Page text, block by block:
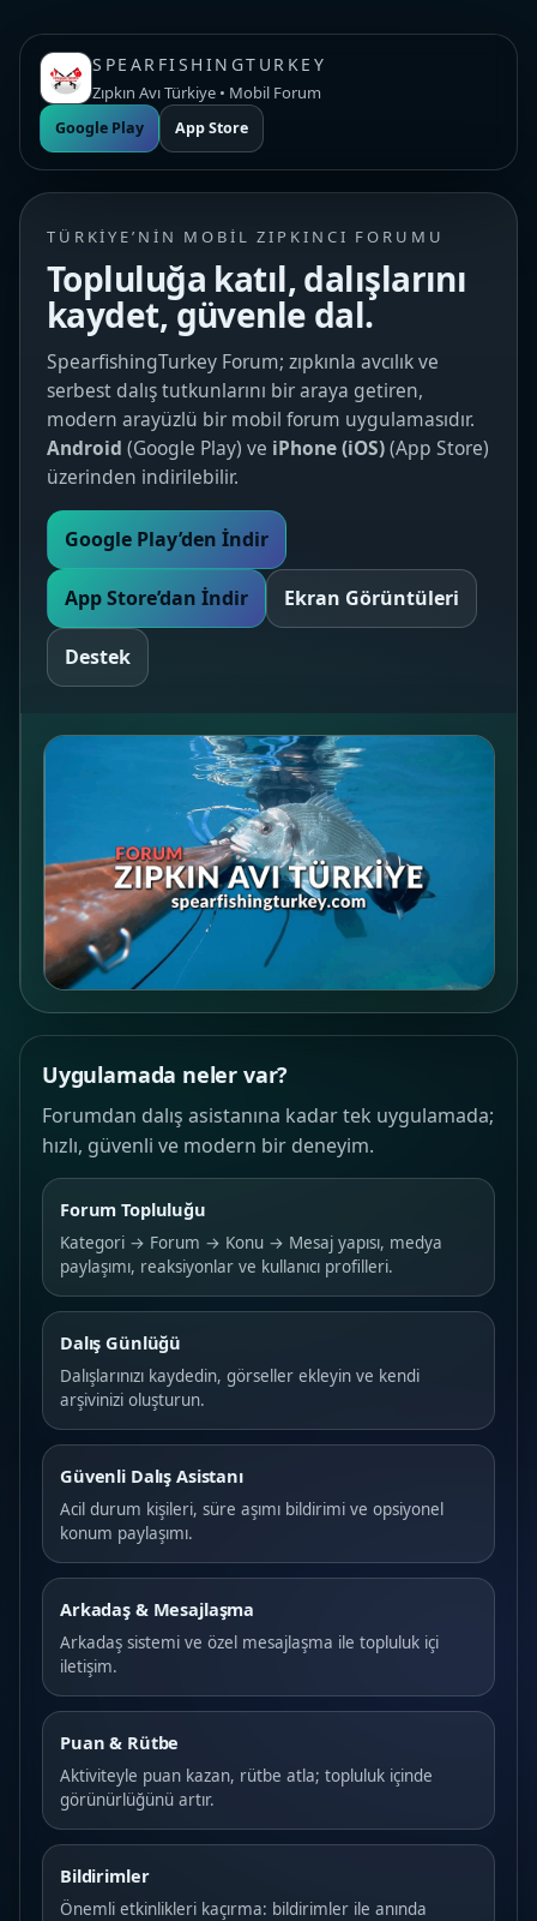
SPEARFISHINGTURKEY
Zıpkın Avı Türkiye • Mobil Forum
Google Play App Store
TÜRKIYE’NIN MOBIL ZIPKINCI FORUMU
Topluluğa katıl, dalışlarını
kaydet, güvenle dal.
SpearfishingTurkey Forum; zıpkınla avcılık ve
serbest dalış tutkunlarını bir araya getiren,
modern arayüzlü bir mobil forum uygulamasıdır.
Android (Google Play) ve iPhone (iOS)(App Store)
üzerinden indirilebilir.
Google Play’den İndir
App Store’dan İndir Ekran Görüntüleri
Destek
Uygulamada neler var?
Forumdan dalış asistanına kadar tek uygulamada;
hızlı, güvenli ve modern bir deneyim.
Forum Topluluğu
Kategori → Forum → Konu → Mesaj yapısı, medya
paylaşımı, reaksiyonlar ve kullanıcı profilleri.
Dalış Günlüğü
Dalışlarınızı kaydedin, görseller ekleyin ve kendi
arşivinizi oluşturun.
Güvenli Dalış Asistanı
Acil durum kişileri, süre aşımı bildirimi ve opsiyonel
konum paylaşımı.
Arkadaş & Mesajlaşma
Arkadaş sistemi ve özel mesajlaşma ile topluluk içi
iletişim.
Puan & Rütbe
Aktiviteyle puan kazan, rütbe atla; topluluk içinde
görünürlüğünü artır.
Bildirimler
Önemli etkinlikleri kaçırma: bildirimler ile anında